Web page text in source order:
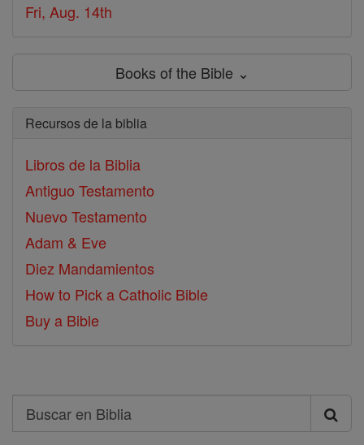
Fri, Aug. 14th
Books of the Bible ⌄
Recursos de la biblia
Libros de la Biblia
Antiguo Testamento
Nuevo Testamento
Adam & Eve
Diez Mandamientos
How to Pick a Catholic Bible
Buy a Bible
Search
Buscar